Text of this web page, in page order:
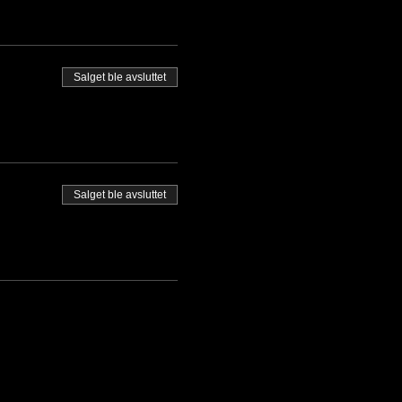
Salget ble avsluttet
Salget ble avsluttet